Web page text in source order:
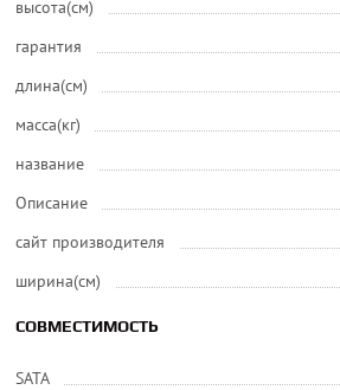
высота(см)
гарантия
длина(см)
масса(кг)
название
Описание
сайт производителя
ширина(см)
СОВМЕСТИМОСТЬ
SATA